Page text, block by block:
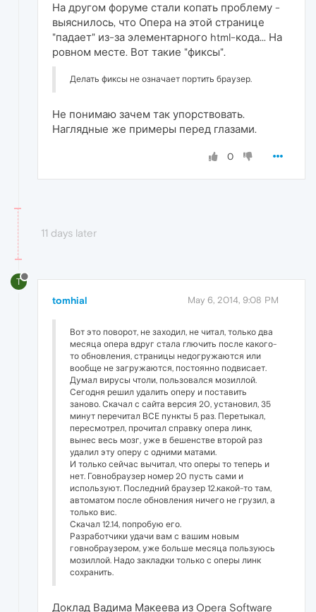
На другом форуме стали копать проблему -
выяснилось, что Опера на этой странице
"падает" из-за элементарного html-кода... На
ровном месте. Вот такие "фиксы".
Делать фиксы не означает портить браузер.
Не понимаю зачем так упорствовать.
Наглядные же примеры перед глазами.
0
11 days later
T
tomhial May 6, 2014, 9:08 PM
Вот это поворот, не заходил, не читал, только два
месяца опера вдруг стала глючить после какого-
то обновления, страницы недогружаются или
вообще не загружаются, постоянно подвисает.
Думал вирусы чтоли, пользовался мозиллой.
Сегодня решил удалить оперу и поставить
заново. Скачал с сайта версия 20, установил, 35
минут перечитал ВСЕ пункты 5 раз. Перетыкал,
пересмотрел, прочитал справку опера линк,
вынес весь мозг, уже в бешенстве второй раз
удалил эту оперу с одними матами.
И только сейчас вычитал, что оперы то теперь и
нет. Говнобраузер номер 20 пусть сами и
используют. Последний браузер 12.какой-то там,
автоматом после обновления ничего не грузил, а
только вис.
Скачал 12.14, попробую его.
Разработчики удачи вам с вашим новым
говнобраузером, уже больше месяца пользуюсь
мозиллой. Надо закладки только с оперы линк
сохранить.
Доклад Вадима Макеева из Opera Software